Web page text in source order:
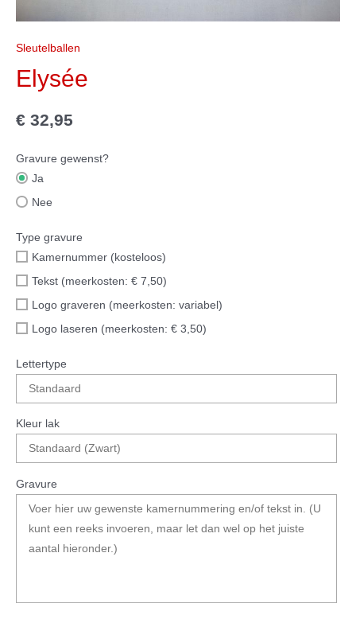
Sleutelballen
Elysée
€ 32,95
Gravure gewenst?
Ja
Nee
Type gravure
Kamernummer (kosteloos)
Tekst (meerkosten: € 7,50)
Logo graveren (meerkosten: variabel)
Logo laseren (meerkosten: € 3,50)
Lettertype
Kleur lak
Gravure